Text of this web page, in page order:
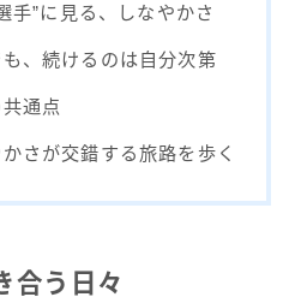
手”に見る、しなやかさ
、続けるのは自分次第
通点
さが交錯する旅路を歩く
合う日々